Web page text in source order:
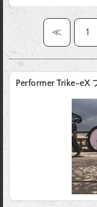
≪ 1
Performer Trike-eX